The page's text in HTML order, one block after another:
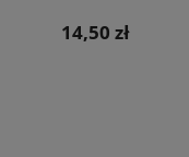
14,50 zł